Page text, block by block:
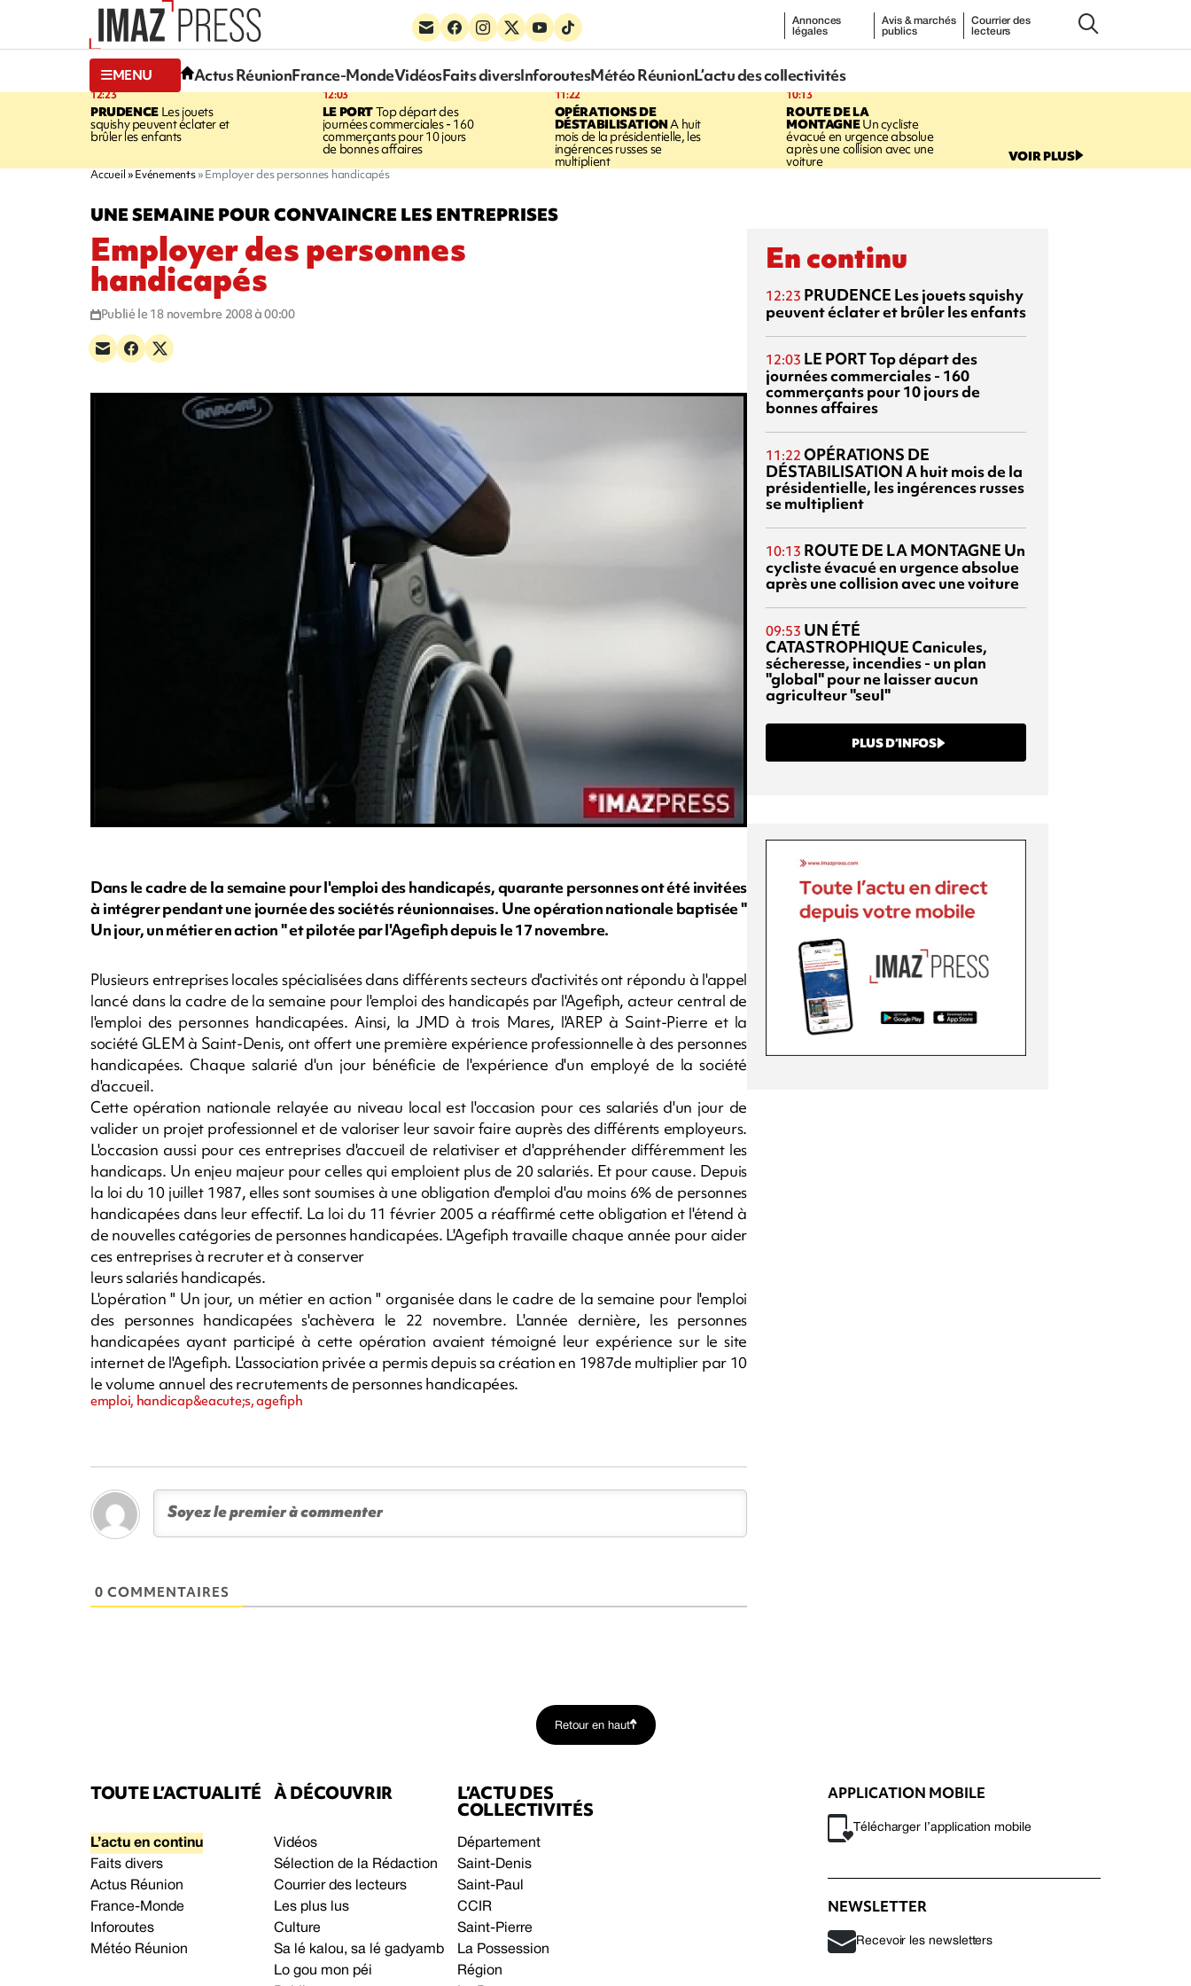
Annonces
légales
Avis & marchés
publics
Courrier des
lecteurs
MENU Actus RéunionFrance-MondeVidéosFaits diversInforoutesMétéo RéunionL’actu des collectivités
12:23
PRUDENCELes jouets
squishy peuvent éclater et
brûler les enfants
12:03
LE PORTTop départ des
journées commerciales - 160
commerçants pour 10 jours
de bonnes affaires
11:22
OPÉRATIONS DE
DÉSTABILISATIONA huit
mois de la présidentielle, les
ingérences russes se
multiplient
10:13
ROUTE DE LA
MONTAGNEUn cycliste
évacué en urgence absolue
après une collision avec une
voiture VOIR PLUS
Accueil Evénements Employer des personnes handicapés
UNE SEMAINE POUR CONVAINCRE LES ENTREPRISES
Employer des personnes
handicapés
Publié le 18 novembre 2008 à 00:00
Dans le cadre de la semaine pour l'emploi des handicapés, quarante personnes ont été invitées
à intégrer pendant une journée des sociétés réunionnaises. Une opération nationale baptisée "
Un jour, un métier en action " et pilotée par l'Agefiph depuis le 17 novembre.
Plusieurs entreprises locales spécialisées dans différents secteurs d'activités ont répondu à l'appel
lancé dans la cadre de la semaine pour l'emploi des handicapés par l'Agefiph, acteur central de
l'emploi des personnes handicapées. Ainsi, la JMD à trois Mares, l'AREP à Saint-Pierre et la
société GLEM à Saint-Denis, ont offert une première expérience professionnelle à des personnes
handicapées. Chaque salarié d'un jour bénéficie de l'expérience d'un employé de la société
d'accueil.
Cette opération nationale relayée au niveau local est l'occasion pour ces salariés d'un jour de
valider un projet professionnel et de valoriser leur savoir faire auprès des différents employeurs.
L'occasion aussi pour ces entreprises d'accueil de relativiser et d'appréhender différemment les
handicaps. Un enjeu majeur pour celles qui emploient plus de 20 salariés. Et pour cause. Depuis
la loi du 10 juillet 1987, elles sont soumises à une obligation d'emploi d'au moins 6% de personnes
handicapées dans leur effectif. La loi du 11 février 2005 a réaffirmé cette obligation et l'étend à
de nouvelles catégories de personnes handicapées. L'Agefiph travaille chaque année pour aider
ces entreprises à recruter et à conserver
leurs salariés handicapés.
L'opération " Un jour, un métier en action " organisée dans le cadre de la semaine pour l'emploi
des personnes handicapées s'achèvera le 22 novembre. L'année dernière, les personnes
handicapées ayant participé à cette opération avaient témoigné leur expérience sur le site
internet de l'Agefiph. L'association privée a permis depuis sa création en 1987de multiplier par 10
le volume annuel des recrutements de personnes handicapées.
emploi, handicap&eacute;s, agefiph
0 COMMENTAIRES
En continu
12:23 PRUDENCE Les jouets squishy
peuvent éclater et brûler les enfants
12:03 LE PORTTop départ des
journées commerciales - 160
commerçants pour 10 jours de
bonnes affaires
11:22 OPÉRATIONS DE
DÉSTABILISATIONA huit mois de la
présidentielle, les ingérences russes
se multiplient
10:13 ROUTE DE LA MONTAGNE Un
cycliste évacué en urgence absolue
après une collision avec une voiture
09:53 UN ÉTÉ
CATASTROPHIQUECanicules,
sécheresse, incendies - un plan
"global" pour ne laisser aucun
agriculteur "seul"
PLUS D’INFOS
Retour en haut
TOUTE L’ACTUALITÉ
L’actu en continu
Faits divers
Actus Réunion
France-Monde
Inforoutes
Météo Réunion
À DÉCOUVRIR
Vidéos
Sélection de la Rédaction
Courrier des lecteurs
Les plus lus
Culture
Sa lé kalou, sa lé gadyamb
Lo gou mon péi
L’ACTU DES
COLLECTIVITÉS
Département
Saint-Denis
Saint-Paul
CCIR
Saint-Pierre
La Possession
Région
APPLICATION MOBILE
Télécharger l’application mobile
NEWSLETTER
Recevoir les newsletters